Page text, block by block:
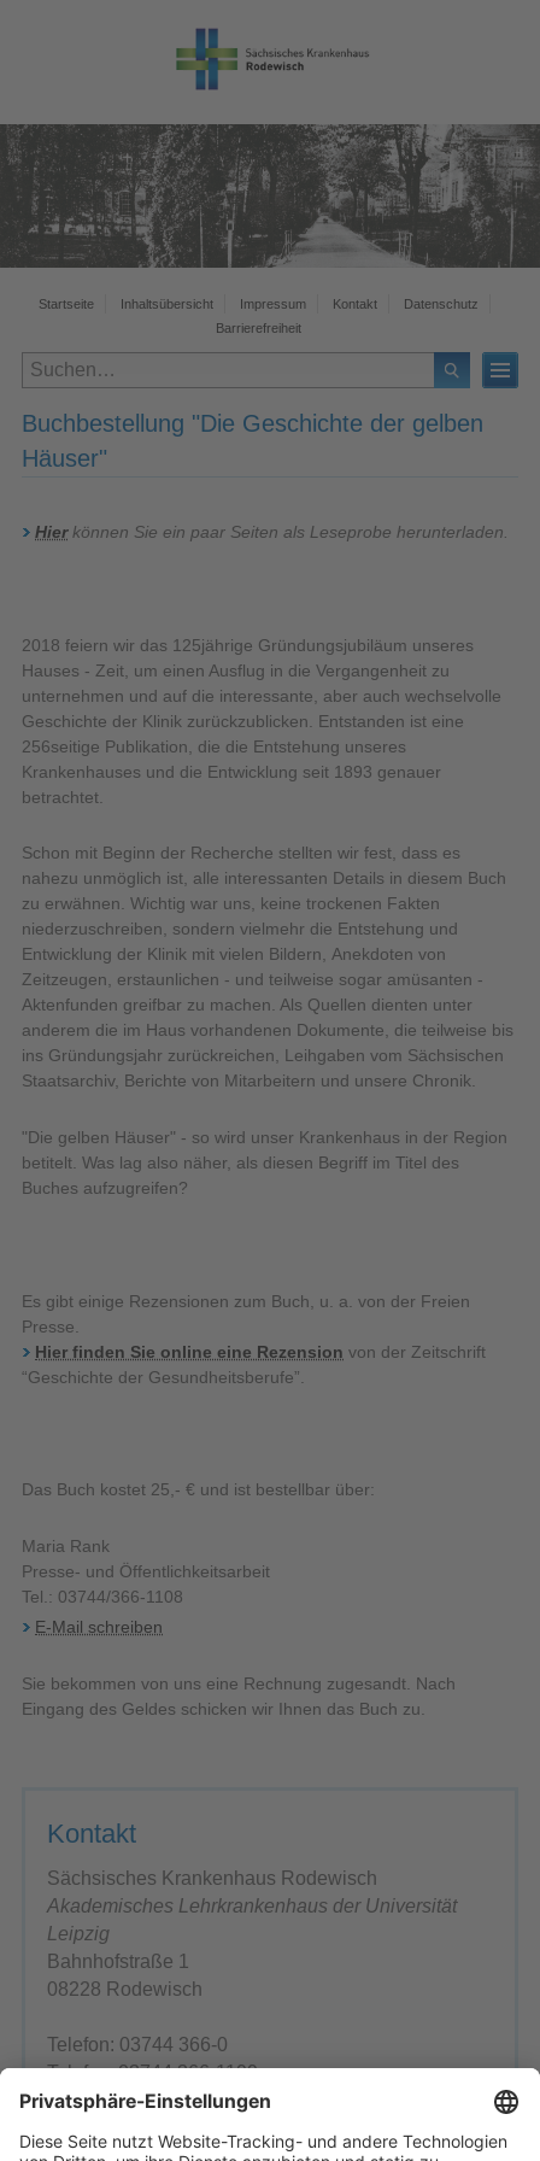
Startseite Inhaltsübersicht Impressum Kontakt
Datenschutz
Barrierefreiheit
Buchbestellung "Die Geschichte der gelben
Häuser"
Hierkönnen Sie ein paar Seiten als Leseprobe herunterladen.
2018 feiern wir das 125jährige Gründungsjubiläum unseres
Hauses - Zeit, um einen Ausflug in die Vergangenheit zu
unternehmen und auf die interessante, aber auch wechselvolle
Geschichte der Klinik zurückzublicken. Entstanden ist eine
256seitige Publikation, die die Entstehung unseres
Krankenhauses und die Entwicklung seit 1893 genauer
betrachtet.
Schon mit Beginn der Recherche stellten wir fest, dass es
nahezu unmöglich ist, alle interessanten Details in diesem Buch
zu erwähnen. Wichtig war uns, keine trockenen Fakten
niederzuschreiben, sondern vielmehr die Entstehung und
Entwicklung der Klinik mit vielen Bildern, Anekdoten von
Zeitzeugen, erstaunlichen - und teilweise sogar amüsanten -
Aktenfunden greifbar zu machen. Als Quellen dienten unter
anderem die im Haus vorhandenen Dokumente, die teilweise bis
ins Gründungsjahr zurückreichen, Leihgaben vom Sächsischen
Staatsarchiv, Berichte von Mitarbeitern und unsere Chronik.
"Die gelben Häuser" - so wird unser Krankenhaus in der Region
betitelt. Was lag also näher, als diesen Begriff im Titel des
Buches aufzugreifen?
Es gibt einige Rezensionen zum Buch, u. a. von der Freien
Presse.
Hier finden Sie online eine Rezension von der Zeitschrift
“Geschichte der Gesundheitsberufe”.
Das Buch kostet 25,- € und ist bestellbar über:
Maria Rank
Presse- und Öffentlichkeitsarbeit
Tel.: 03744/366-1108
E-Mail schreiben
Sie bekommen von uns eine Rechnung zugesandt. Nach
Eingang des Geldes schicken wir Ihnen das Buch zu.
Kontakt
Sächsisches Krankenhaus Rodewisch
Akademisches Lehrkrankenhaus der Universität
Leipzig
Bahnhofstraße 1
08228 Rodewisch
Telefon: 03744 366-0
Telefax: 03744 366-1199
E-Mail schreiben